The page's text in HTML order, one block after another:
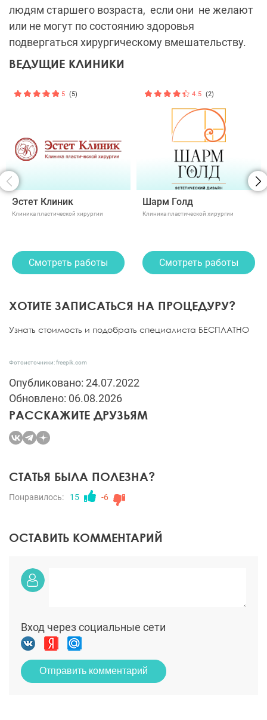
людям старшего возраста, если они не желают
или не могут по состоянию здоровья
подвергаться хирургическому вмешательству.
ВЕДУЩИЕ КЛИНИКИ
Эстет Клиник
5 (5)
Клиника пластической хирургии
Смотреть работы
Шарм Голд
4.5 (2)
Клиника пластической хирургии
Смотреть работы
ХОТИТЕ ЗАПИСАТЬСЯ НА ПРОЦЕДУРУ?
Узнать стоимость и подобрать специалиста БЕСПЛАТНО
Фотоисточники: freepik.com
Опубликовано: 24.07.2022
Обновлено: 06.08.2026
РАССКАЖИТЕ ДРУЗЬЯМ
СТАТЬЯ БЫЛА ПОЛЕЗНА?
Понравилось: 15 -6
ОСТАВИТЬ КОММЕНТАРИЙ
Вход через социальные сети
Отправить комментарий